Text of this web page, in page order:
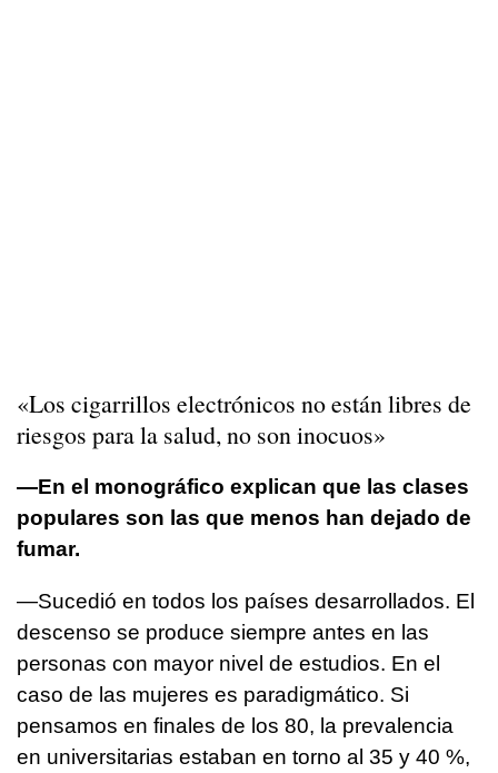
«Los cigarrillos electrónicos no están libres de
riesgos para la salud, no son inocuos»
—En el monográfico explican que las clases
populares son las que menos han dejado de
fumar.
—Sucedió en todos los países desarrollados. El
descenso se produce siempre antes en las
personas con mayor nivel de estudios. En el
caso de las mujeres es paradigmático. Si
pensamos en finales de los 80, la prevalencia
en universitarias estaban en torno al 35 y 40 %,